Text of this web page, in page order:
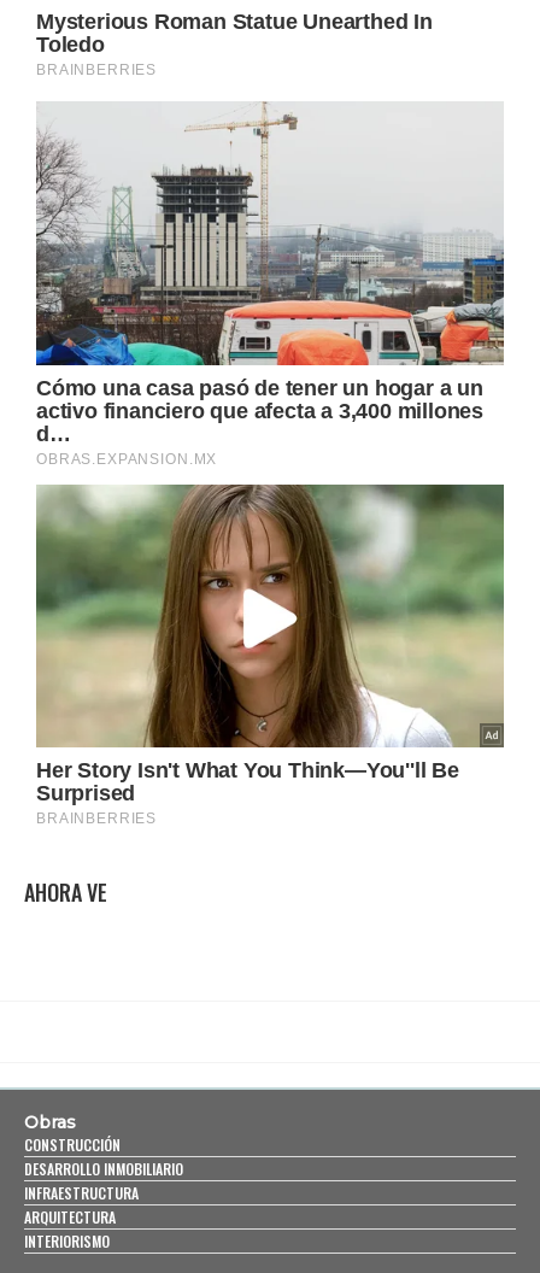
AHORA VE
Obras
CONSTRUCCIÓN
DESARROLLO INMOBILIARIO
INFRAESTRUCTURA
ARQUITECTURA
INTERIORISMO